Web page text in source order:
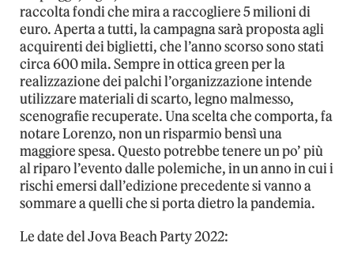
raccolta fondi che mira a raccogliere 5 milioni di
euro. Aperta a tutti, la campagna sarà proposta agli
acquirenti dei biglietti, che l’anno scorso sono stati
circa 600 mila. Sempre in ottica green per la
realizzazione dei palchi l’organizzazione intende
utilizzare materiali di scarto, legno malmesso,
scenografie recuperate. Una scelta che comporta, fa
notare Lorenzo, non un risparmio bensì una
maggiore spesa. Questo potrebbe tenere un po’ più
al riparo l’evento dalle polemiche, in un anno in cui i
rischi emersi dall’edizione precedente si vanno a
sommare a quelli che si porta dietro la pandemia.
Le date del Jova Beach Party 2022: